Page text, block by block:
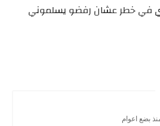
في خطر عشان رفضو يسلموني
بضع اعوام